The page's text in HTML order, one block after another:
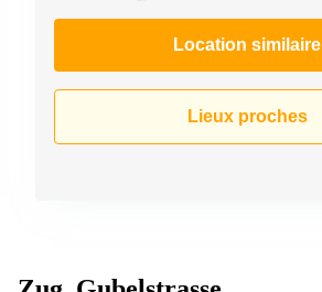
Chemin
de la
La
Location similaire
Lieux proches